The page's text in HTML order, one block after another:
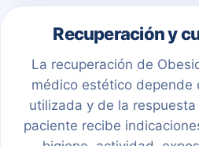
Recuperación y
La recuperación de
médico estético depende
utilizada y de la respuesta
paciente recibe